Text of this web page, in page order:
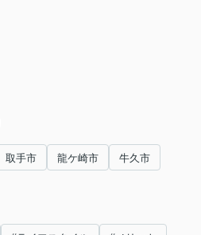
取手市 龍ケ崎市 牛久市